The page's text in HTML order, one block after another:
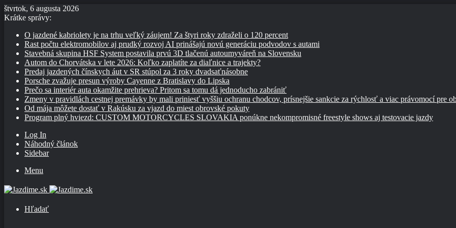
štvrtok, 6 augusta 2026
Krátke správy:
O jazdené kabriolety je na trhu veľký záujem! Za štyri roky zdraželi o 120 percent
Rast počtu elektromobilov aj prudký rozvoj AI prinášajú novú generáciu podvodov s autami
Stavebná skupina HSF System postavila prvú 3D tlačenú autoumyváreň na Slovensku
Autom do Chorvátska v lete 2026: Koľko zaplatíte za diaľnice a trajekty?
Predaj jazdených čínskych áut v SR stúpol za 3 roky dvadsaťnásobne
Porsche zvažuje presun výroby Cayenne z Bratislavy do Lipska
Prečo sa interiér auta okamžite prehrieva? Pritom sa tomu dá jednoducho zabrániť
Zmeny v pravidlách cestnej premávky by mali priniesť vyššiu ochranu chodcov, prísnejšie sankcie za rýchlosť a viac právomocí pre
Od mája môžete dostať v Rakúsku za vjazd do miest obrovské pokuty
Program plný hviezd: CUSTOM MOTORCYCLES SLOVAKIA ponúkne nekompromisné freestyle shows aj testovacie jazdy
Log In
Náhodný článok
Sidebar
Menu
Hľadať